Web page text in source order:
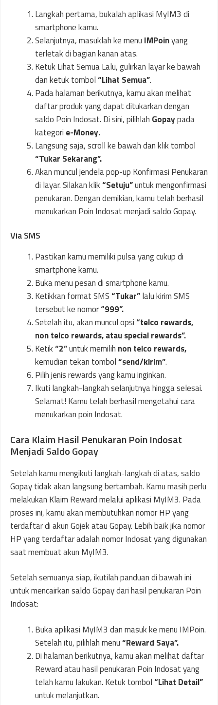
Langkah pertama, bukalah aplikasi MyIM3 di
smartphone kamu.
Selanjutnya, masuklah ke menu IMPoinyang
terletak di bagian kanan atas.
Ketuk Lihat Semua Lalu, gulirkan layar ke bawah
dan ketuk tombol“Lihat Semua”.
Pada halaman berikutnya, kamu akan melihat
daftar produk yang dapat ditukarkan dengan
saldo Poin Indosat. Di sini, pilihlah Gopaypada
kategori e-Money.
Langsung saja, scroll ke bawah dan klik tombol
“Tukar Sekarang”.
Akan muncul jendela pop-up Konfirmasi Penukaran
di layar. Silakan klik“Setuju”untuk mengonfirmasi
penukaran. Dengan demikian, kamu telah berhasil
menukarkan Poin Indosat menjadi saldo Gopay.
Via SMS
Pastikan kamu memiliki pulsa yang cukup di
smartphone kamu.
Buka menu pesan di smartphone kamu.
Ketikkan format SMS“Tukar”lalu kirim SMS
tersebut ke nomor“999”.
Setelah itu, akan muncul opsi“telco rewards,
non telco rewards, atau special rewards”.
Ketik“2”untuk memilih non telco rewards,
kemudian tekan tombol“send/kirim”.
Pilih jenis rewards yang kamu inginkan.
Ikuti langkah-langkah selanjutnya hingga selesai.
Selamat! Kamu telah berhasil mengetahui cara
menukarkan poin Indosat.
Cara Klaim Hasil Penukaran Poin Indosat
Menjadi Saldo Gopay
Setelah kamu mengikuti langkah-langkah di atas, saldo
Gopay tidak akan langsung bertambah. Kamu masih perlu
melakukan Klaim Reward melalui aplikasi MyIM3. Pada
proses ini, kamu akan membutuhkan nomor HP yang
terdaftar di akun Gojek atau Gopay. Lebih baik jika nomor
HP yang terdaftar adalah nomor Indosat yang digunakan
saat membuat akun MyIM3.
Setelah semuanya siap, ikutilah panduan di bawah ini
untuk mencairkan saldo Gopay dari hasil penukaran Poin
Indosat:
Buka aplikasi MyIM3 dan masuk ke menu IMPoin.
Setelah itu, pilihlah menu“Reward Saya”.
Di halaman berikutnya, kamu akan melihat daftar
Reward atau hasil penukaran Poin Indosat yang
telah kamu lakukan. Ketuk tombol“Lihat Detail”
untuk melanjutkan.